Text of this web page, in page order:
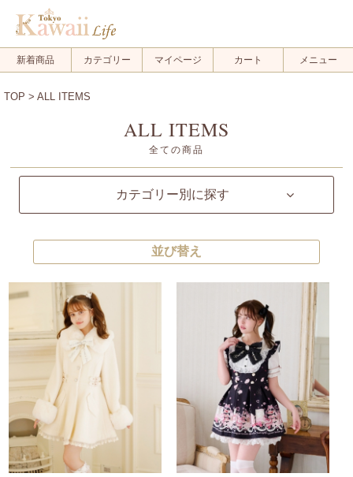
新着商品 カテゴリー マイページ カート メニュー
TOP > ALL ITEMS
ALL ITEMS
全ての商品
カテゴリー別に探す
並び替え